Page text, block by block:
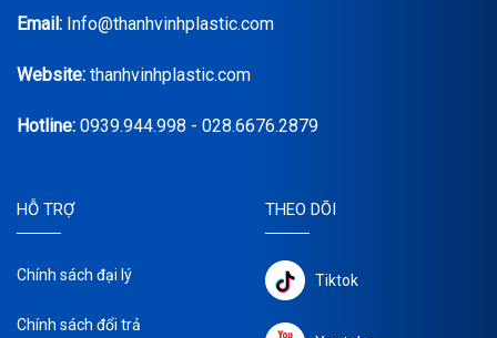
Email: Info@thanhvinhplastic.com
Website: thanhvinhplastic.com
Hotline: 0939.944.998 - 028.6676.2879
HỖ TRỢ
Chính sách đại lý
Chính sách đổi trả
THEO DÕI
Tiktok